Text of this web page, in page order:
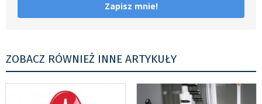
Zapisz mnie!
ZOBACZ RÓWNIEŻ INNE ARTYKUŁY